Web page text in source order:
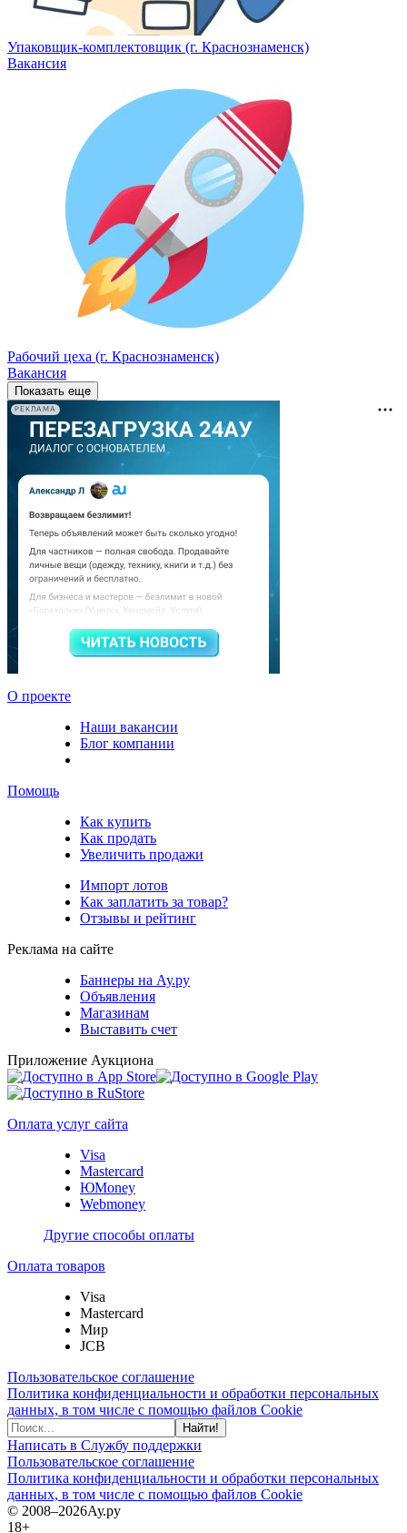
Упаковщик-комплектовщик (г. Краснознаменск)
Вакансия
Рабочий цеха (г. Краснознаменск)
Вакансия
Показать еще
РЕКЛАМА
О проекте
Наши вакансии
Блог компании
Помощь
Как купить
Как продать
Увеличить продажи
Импорт лотов
Как заплатить за товар?
Отзывы и рейтинг
Реклама на сайте
Баннеры на Ау.ру
Объявления
Магазинам
Выставить счет
Приложение Аукциона
Оплата услуг сайта
Visa
Mastercard
ЮMoney
Webmoney
Другие способы оплаты
Оплата товаров
Visa
Mastercard
Мир
JCB
Пользовательское соглашение
Политика конфиденциальности и обработки персональных
данных, в том числе с помощью файлов Cookie
Найти!
Написать в Службу поддержки
Пользовательское соглашение
Политика конфиденциальности и обработки персональных
данных, в том числе с помощью файлов Cookie
© 2008–2026Ау.ру
18+